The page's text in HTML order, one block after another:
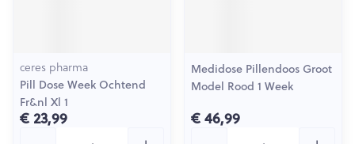
ceres pharma
Pill Dose Week Ochtend
Fr&nl Xl 1
€ 23,99
Medidose Pillendoos Groot
Model Rood 1 Week
€ 46,99